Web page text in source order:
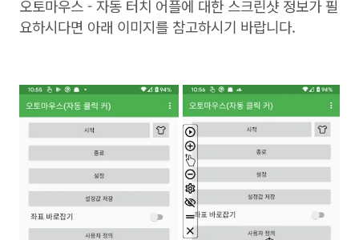
오토마우스 - 자동 터치 어플에 대한 스크린샷 정보가 필
요하시다면 아래 이미지를 참고하시기 바랍니다.